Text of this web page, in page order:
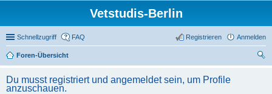
Vetstudis-Berlin
Schnellzugriff FAQ Anmelden
Registrieren
Foren-Übersicht
Du musst registriert und angemeldet sein, um Profile
anzuschauen.